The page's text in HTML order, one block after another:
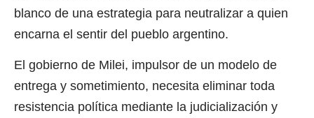
blanco de una estrategia para neutralizar a quien
encarna el sentir del pueblo argentino.
El gobierno de Milei, impulsor de un modelo de
entrega y sometimiento, necesita eliminar toda
resistencia política mediante la judicialización y